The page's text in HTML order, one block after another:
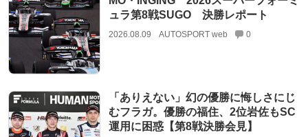
ュラ第8戦SUGO 決勝レポート
2026.08.09 AUTOSPORT web 0
「ありえない」幻の優勝に悔しさにじ
むフラガ。優勝の福住、2位岩佐もSC
運用に困惑【第8戦決勝会見】